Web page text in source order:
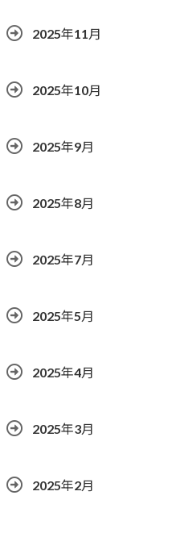
2025年11月
2025年10月
2025年9月
2025年8月
2025年7月
2025年5月
2025年4月
2025年3月
2025年2月